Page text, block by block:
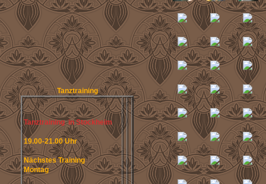
Tanztraining
Tanztraining in Stockheim
19.00-21.00 Uhr
Nächstes Training
Montag